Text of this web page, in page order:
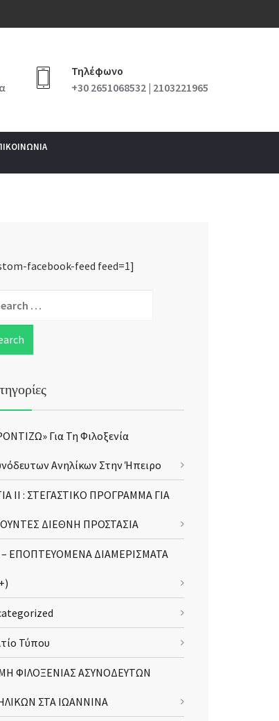
Τηλέφωνο
+30 2651068532 | 2103221965
facebook-feed feed=1]
Για Τη Φιλοξενία
Ανηλίκων Στην Ήπειρο
II : ΣΤΕΓΑΣΤΙΚΟ ΠΡΟΓΡΑΜΜΑ ΓΙΑ
ΔΙΕΘΝΗ ΠΡΟΣΤΑΣΙΑ
– ΕΠΟΠΤΕΥΟΜΕΝΑ ΔΙΑΜΕΡΙΣΜΑΤΑ
Τύπου
ΦΙΛΟΞΕΝΙΑΣ ΑΣΥΝΟΔΕΥΤΩΝ
ΣΤΑ ΙΩΑΝΝΙΝΑ